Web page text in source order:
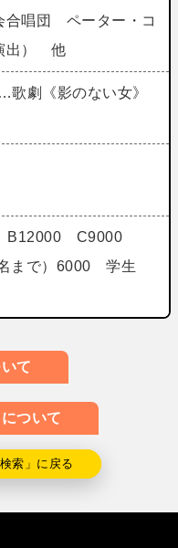
唱団 ペーター・コ
出） 他
劇《影のない女》
B12000 C9000
まで）6000 学生
て
ついて
索」に戻る